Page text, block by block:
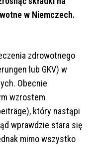
w Niemczech.
zdrowotnego
lub GKV) w
Obecnie
wzrostem
który nastąpi
wprawdzie stara się
mimo wszystko